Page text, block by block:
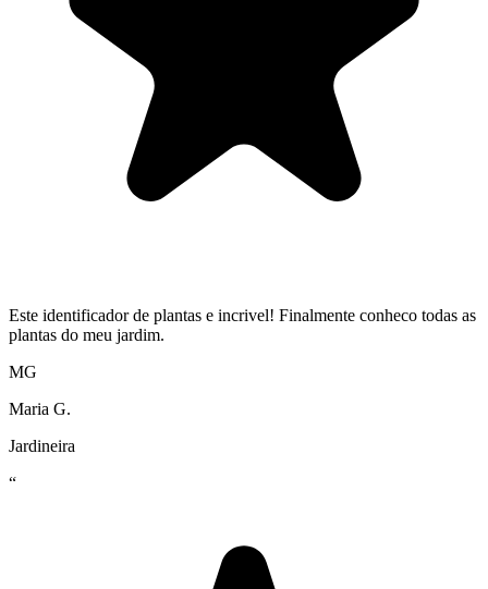
Este identificador de plantas e incrivel! Finalmente conheco todas as
plantas do meu jardim.
MG
Maria G.
Jardineira
“